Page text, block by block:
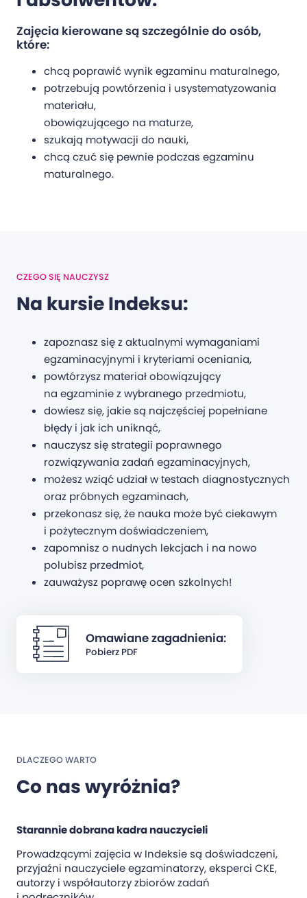
Zajęcia kierowane są szczególnie do osób,
które:
chcą poprawić wynik egzaminu maturalnego,
potrzebują powtórzenia i usystematyzowania
materiału,
obowiązującego na maturze,
szukają motywacji do nauki,
chcą czuć się pewnie podczas egzaminu
maturalnego.
CZEGO SIĘ NAUCZYSZ
Na kursie Indeksu:
zapoznasz się z aktualnymi wymaganiami
egzaminacyjnymi i kryteriami oceniania,
powtórzysz materiał obowiązujący
na egzaminie z wybranego przedmiotu,
dowiesz się, jakie są najczęściej popełniane
błędy i jak ich uniknąć,
nauczysz się strategii poprawnego
rozwiązywania zadań egzaminacyjnych,
możesz wziąć udział w testach diagnostycznych
oraz próbnych egzaminach,
przekonasz się, że nauka może być ciekawym
i pożytecznym doświadczeniem,
zapomnisz o nudnych lekcjach i na nowo
polubisz przedmiot,
zauważysz poprawę ocen szkolnych!
Omawiane zagadnienia:
Pobierz PDF
DLACZEGO WARTO
Co nas wyróżnia?
Starannie dobrana kadra nauczycieli
Prowadzącymi zajęcia w Indeksie są doświadczeni,
przyjaźni nauczyciele egzaminatorzy, eksperci CKE,
autorzy i współautorzy zbiorów zadań